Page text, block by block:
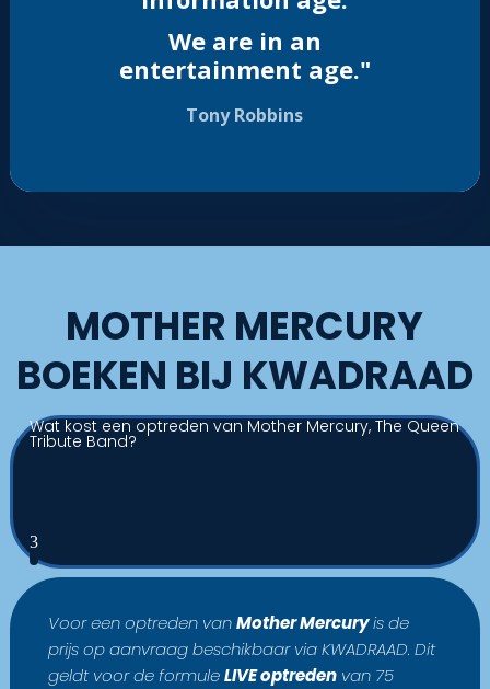
We are in an
entertainment age."
Tony Robbins
MOTHER MERCURY
BOEKEN BIJ KWADRAAD
Wat kost een optreden van Mother Mercury, The Queen
Tribute Band?
3
Voor een optreden vanMother Mercuryis de
prijs op aanvraag beschikbaar via KWADRAAD. Dit
geldt voor de formuleLIVE optredenvan 75